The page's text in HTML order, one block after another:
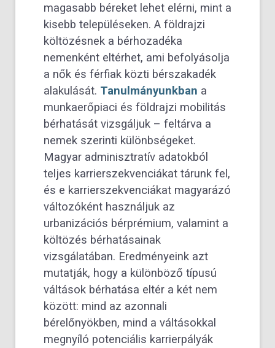
magasabb béreket lehet elérni, mint a
kisebb településeken. A földrajzi
költözésnek a bérhozadéka
nemenként eltérhet, ami befolyásolja
a nők és férfiak közti bérszakadék
alakulását. Tanulmányunkban a
munkaerőpiaci és földrajzi mobilitás
bérhatását vizsgáljuk – feltárva a
nemek szerinti különbségeket.
Magyar adminisztratív adatokból
teljes karrierszekvenciákat tárunk fel,
és e karrierszekvenciákat magyarázó
változóként használjuk az
urbanizációs bérprémium, valamint a
költözés bérhatásainak
vizsgálatában. Eredményeink azt
mutatják, hogy a különböző típusú
váltások bérhatása eltér a két nem
között: mind az azonnali
bérelőnyökben, mind a váltásokkal
megnyíló potenciális karrierpályák